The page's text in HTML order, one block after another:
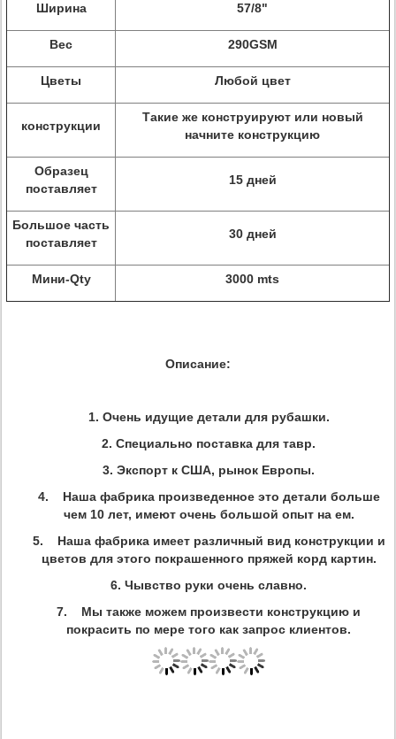
Ширина 57/8"
Вес 290GSM
Цветы Любой цвет
конструкции
Такие же конструируют или новый
начните конструкцию
Образец
поставляет
15 дней
Большое часть
поставляет
30 дней
Мини-Qty 3000 mts
Описание:
1. Очень идущие детали для рубашки.
2. Специально поставка для тавр.
3. Экспорт к США, рынок Европы.
4. Наша фабрика произведенное это детали больше
чем 10 лет, имеют очень большой опыт на ем.
5. Наша фабрика имеет различный вид конструкции и
цветов для этого покрашенного пряжей корд картин.
6. Чывство руки очень славно.
7. Мы также можем произвести конструкцию и
покрасить по мере того как запрос клиентов.